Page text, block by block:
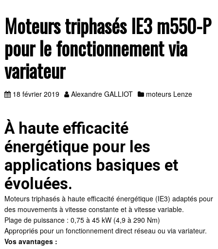
Moteurs triphasés IE3 m550-P
pour le fonctionnement via
variateur
18 février 2019 Alexandre GALLIOT moteurs Lenze
À haute efficacité
énergétique pour les
applications basiques et
évoluées.
Moteurs triphasés à haute efficacité énergétique (IE3) adaptés pour
des mouvements à vitesse constante et à vitesse variable.
Plage de puissance : 0,75 à 45 kW (4,9 à 290 Nm)
Appropriés pour un fonctionnement direct réseau ou via variateur.
Vos avantages :